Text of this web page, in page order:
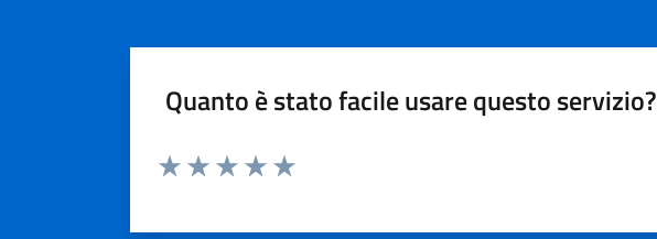
Quanto è stato facile usare questo servizio?